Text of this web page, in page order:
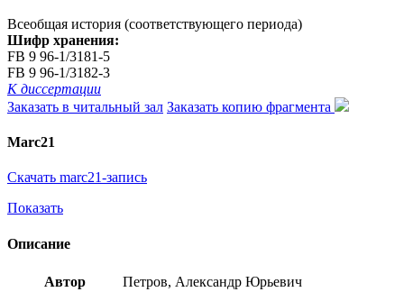
Всеобщая история (соответствующего периода)
Шифр хранения:
FB 9 96-1/3181-5
FB 9 96-1/3182-3
К диссертации
Заказать в читальный зал Заказать копию фрагмента
Marc21
Скачать marc21-запись
Показать
Описание
Автор Петров, Александр Юрьевич